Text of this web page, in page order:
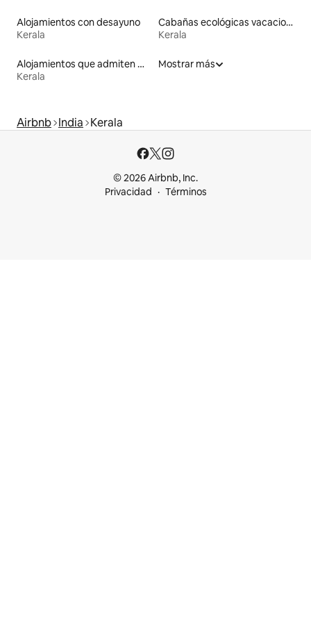
Alojamientos con desayuno
Kerala
Cabañas ecológicas vacacionales
Kerala
Alojamientos que admiten mascotas
Kerala
Mostrar más
Airbnb India Kerala
© 2026 Airbnb, Inc.
Privacidad
Términos